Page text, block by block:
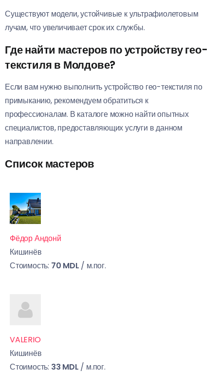
Существуют модели, устойчивые к ультрафиолетовым
лучам, что увеличивает срок их службы.
Где найти мастеров по устройству гео-
текстиля в Молдове?
Если вам нужно выполнить устройство гео-текстиля по
примыканию, рекомендуем обратиться к
профессионалам. В каталоге можно найти опытных
специалистов, предоставляющих услуги в данном
направлении.
Список мастеров
Фёдор Андонй
Кишинёв
Стоимость: 70 MDL / м.пог.
VALERIO
Кишинёв
Стоимость: 33 MDL / м.пог.